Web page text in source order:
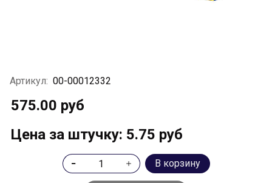
Артикул: 00-00012332
575.00 руб
Цена за штучку: 5.75 руб
В корзину